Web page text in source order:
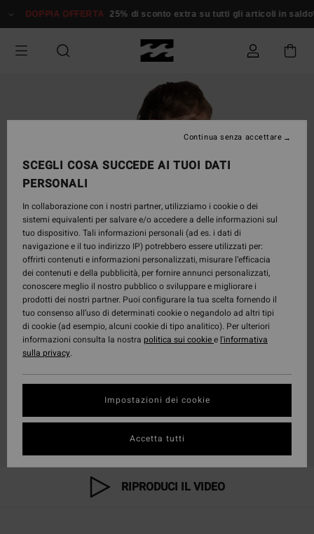
alle
prodotto
DOPPIA OFFERTA 25% di sconto extra su tutti gli articoli in
RIPRODUCI IL VIDEO
SCEGLI COSA SUCCEDE AI TUOI DATI
PERSONALI
In collaborazione con i nostri partner, utilizziamo i cookie o dei
sistemi equivalenti per salvare e/o accedere a delle informazioni sul
tuo dispositivo. Tali informazioni personali (ad es. i dati di
navigazione e il tuo indirizzo IP) potrebbero essere utilizzati per:
offrirti contenuti e informazioni personalizzati, misurare l’efficacia
dei contenuti e della pubblicità, per fornire annunci personalizzati,
conoscere meglio il nostro pubblico o sviluppare e migliorare i
prodotti dei nostri partner. Puoi configurare la tua scelta fornendo il
tuo consenso all’uso di determinati cookie o negandolo ad altri tipi
di cookie (ad esempio, alcuni cookie di tipo analitico). Per ulteriori
informazioni consulta la nostra politica sui cookiee l'informativa
sulla privacy.
Impostazioni dei cookie
Continua senza accettare
Accetta tutti